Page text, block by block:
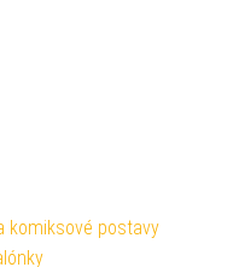
komiksové postavy